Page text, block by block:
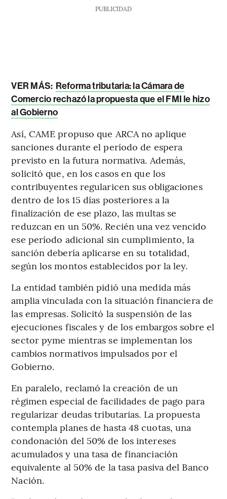
PUBLICIDAD
VER MÁS: Reforma tributaria: la Cámara de
Comercio rechazó la propuesta que el FMI le hizo
al Gobierno
Así, CAME propuso que ARCA no aplique
sanciones durante el período de espera
previsto en la futura normativa. Además,
solicitó que, en los casos en que los
contribuyentes regularicen sus obligaciones
dentro de los 15 días posteriores a la
finalización de ese plazo, las multas se
reduzcan en un 50%. Recién una vez vencido
ese período adicional sin cumplimiento, la
sanción debería aplicarse en su totalidad,
según los montos establecidos por la ley.
La entidad también pidió una medida más
amplia vinculada con la situación financiera de
las empresas. Solicitó la suspensión de las
ejecuciones fiscales y de los embargos sobre el
sector pyme mientras se implementan los
cambios normativos impulsados por el
Gobierno.
En paralelo, reclamó la creación de un
régimen especial de facilidades de pago para
regularizar deudas tributarias. La propuesta
contempla planes de hasta 48 cuotas, una
condonación del 50% de los intereses
acumulados y una tasa de financiación
equivalente al 50% de la tasa pasiva del Banco
Nación.